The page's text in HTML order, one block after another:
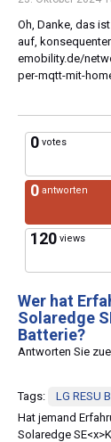
Oh, Danke, das
auf,
emobility.de/
per-mqtt-mit-
0 votes
0 antworten
120 views
Wer hat
Solaredge
Batterie?
Antworten Sie
Tags: LG RESU
Hat jemand
Solaredge